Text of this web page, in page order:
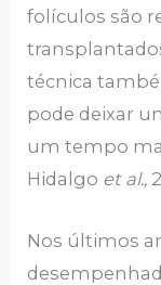
folículos são
técnica
pode deixar
um tempo
Hidalgo et al.,
Nos últimos